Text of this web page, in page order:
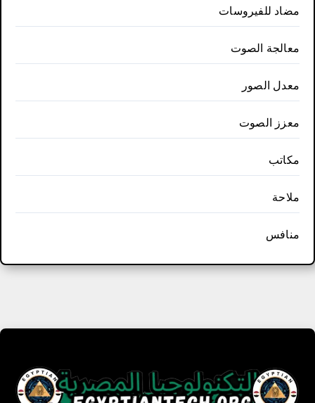
مضاد للفيروسات
معالجة الصوت
معدل الصور
معزز الصوت
مكاتب
ملاحة
منافس